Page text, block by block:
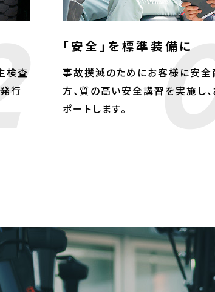
検査
行
「安全」を標準装備に
事故撲滅のためにお客様に安全
方、質の高い安全講習を実施し
ポートします。